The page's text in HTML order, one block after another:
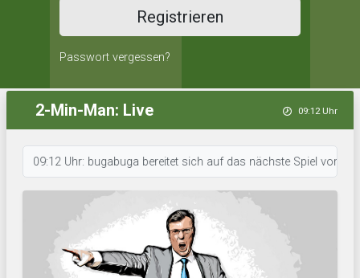
Registrieren
Passwort vergessen?
2-Min-Man: Live 09:12 Uhr
09:12 Uhr: bugabuga bereitet sich auf das nächste Spiel vor. •